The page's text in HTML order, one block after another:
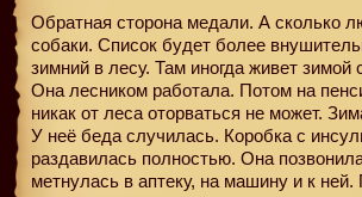
Обратная сторона медали. А сколько
собаки. Список будет более
зимний в лесу. Там иногда живет зимой
Она лесником работала. Потом на
никак от леса оторваться не может.
У неё беда случилась. Коробка с
раздавилась полностью. Она
метнулась в аптеку, на машину и к